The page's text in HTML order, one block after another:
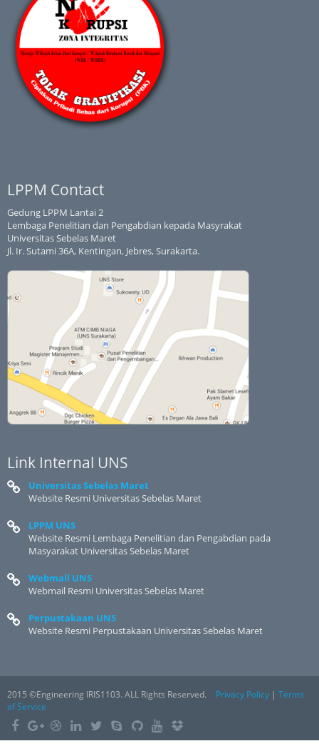
LPPM Contact
Gedung LPPM Lantai 2
Lembaga Penelitian dan Pengabdian kepada Masyrakat
Universitas Sebelas Maret
Jl. Ir. Sutami 36A, Kentingan, Jebres, Surakarta.
Link Internal UNS
Universitas Sebelas Maret
Website Resmi Universitas Sebelas Maret
LPPM UNS
Website Resmi Lembaga Penelitian dan Pengabdian pada
Masyarakat Universitas Sebelas Maret
Webmail UNS
Webmail Resmi Universitas Sebelas Maret
Perpustakaan UNS
Website Resmi Perpustakaan Universitas Sebelas Maret
2015 ©Engineering IRIS1103. ALL Rights Reserved. Privacy Policy | Terms
of Service